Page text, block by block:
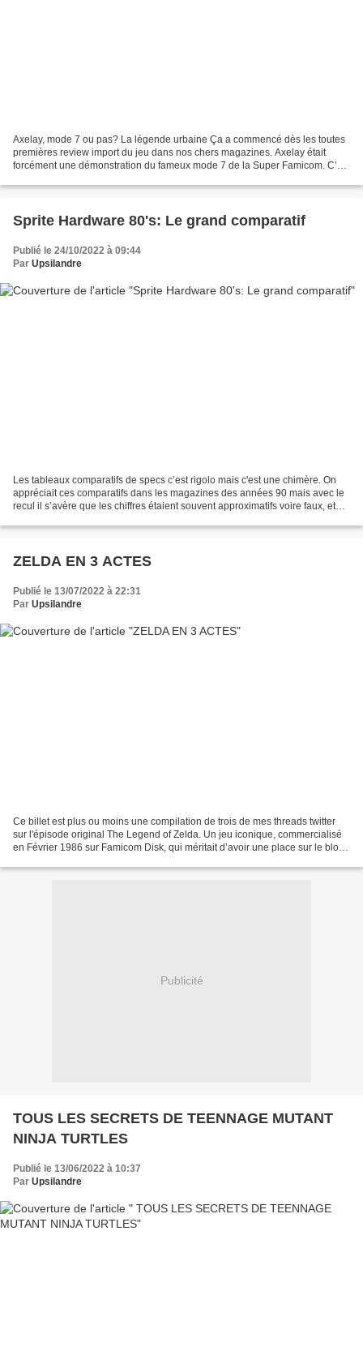
Axelay, mode 7 ou pas? La légende urbaine Ça a commencé dès les toutes
premières review import du jeu dans nos chers magazines. Axelay était
forcément une démonstration du fameux mode 7 de la Super Famicom. C’est
Sprite Hardware 80's: Le grand comparatif
Publié le 24/10/2022 à 09:44
Par Upsilandre
Les tableaux comparatifs de specs c’est rigolo mais c'est une chimère. On
appréciait ces comparatifs dans les magazines des années 90 mais avec le
recul il s’avère que les chiffres étaient souvent approximatifs voire faux, et
ZELDA EN 3 ACTES
Publié le 13/07/2022 à 22:31
Par Upsilandre
Ce billet est plus ou moins une compilation de trois de mes threads twitter
sur l'épisode original The Legend of Zelda. Un jeu iconique, commercialisé
en Février 1986 sur Famicom Disk, qui méritait d’avoir une place sur le blog.
Publicité
TOUS LES SECRETS DE TEENNAGE MUTANT
NINJA TURTLES
Publié le 13/06/2022 à 10:37
Par Upsilandre